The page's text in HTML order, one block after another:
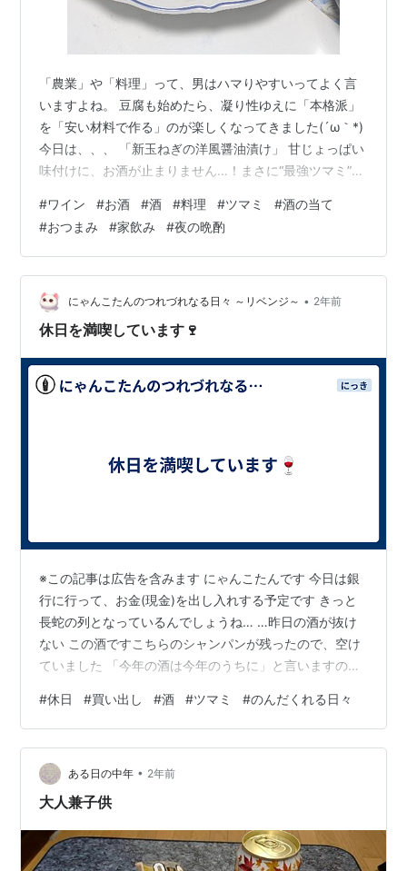
「農業」や「料理」って、男はハマりやすいってよく言
いますよね。 豆腐も始めたら、凝り性ゆえに「本格派」
を「安い材料で作る」のが楽しくなってきました(´ω｀*)
今日は、、、 「新玉ねぎの洋風醤油漬け」 甘じょっぱい
味付けに、お酒が止まりません…！まさに“最強ツマミ”、
2個 のみ！！ ★調味料 醤油：100ml ウスターソース：
25ml 酢：25ml 水：100ml 姜葱醤：大さじ2 みりん：
50ml 鷹の爪：好きなだけ 砂糖：小さじ3 ※姜葱醤がない
場合は、生姜とネギをみじん切りして代用可 さぁ、10分
クッキングはじまるよ～(/・ω・)/…
#ワイン #お酒 #酒 #料理 #ツマミ #酒の当て
#おつまみ #家飲み #夜の晩酌
にゃんこたんのつれづれなる日々 ～リベンジ～ • 2年前
休日を満喫しています🍷
※この記事は広告を含みます にゃんこたんです 今日は銀
行に行って、お金(現金)を出し入れする予定です きっと
長蛇の列となっているんでしょうね… …昨日の酒が抜け
ない この酒ですこちらのシャンパンが残ったので、空け
ていました 「今年の酒は今年のうちに」と言いますので
と言うのですかね… その都度、チャンポン麺が食べたく
なります とはいえ、朝から飲んでいたわけではないです
よ 日中は買い出しに行ってきました正月はお休みのスー
パー増えましたね 良いことですみんな休みましょう！ 休
みも立派な仕事です 買い出しでツマミと当分の食料と飲
#休日 #買い出し #酒 #ツマミ #のんだくれる日々
ある日の中年 • 2年前
大人兼子供